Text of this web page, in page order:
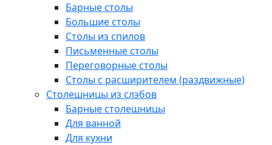
Барные столы
Большие столы
Столы из спилов
Письменные столы
Переговорные столы
Столы с расширителем (раздвижные)
Столешницы из слэбов
Барные столешницы
Для ванной
Для кухни